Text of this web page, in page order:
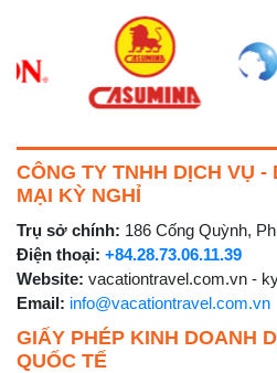
CÔNG TY TNHH DỊCH VỤ -
MẠI KỲ NGHỈ
Trụ sở chính: 186 Cống Quỳnh,
Điện thoại: +84.28.73.06.11.39
Website: vacationtravel.com.vn -
Email: info@vacationtravel.com.vn
GIẤY PHÉP KINH DOANH
QUỐC TẾ